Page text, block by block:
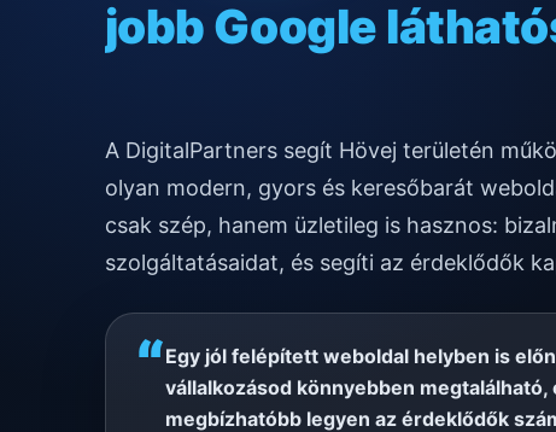
gyors mobilos
A DigitalPartners segít Hövej területén
olyan modern, gyors és keresőbarát
csak szép, hanem üzletileg is hasznos:
szolgáltatásaidat, és segíti az érdeklődők
“Egy jól felépített weboldal helyben is
vállalkozásod könnyebben
megbízhatóbb legyen az érdeklődők